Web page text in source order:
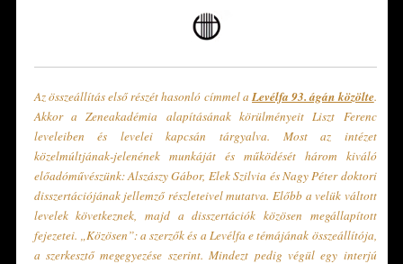
Az összeállítás első részét hasonló címmel aLevélfa 93. ágán közölte.
Akkor a Zeneakadémia alapításának körülményeit Liszt Ferenc
leveleiben és levelei kapcsán tárgyalva. Most az intézet
közelmúltjának-jelenének munkáját és működését három kiváló
előadóművészünk: Alszászy Gábor, Elek Szilvia és Nagy Péter doktori
disszertációjának jellemző részleteivel mutatva. Előbb a velük váltott
levelek következnek, majd a disszertációk közösen megállapított
fejezetei. „Közösen”: a szerzők és a Levélfa e témájának összeállítója,
a szerkesztő megegyezése szerint. Mindezt pedig végül egy interjú